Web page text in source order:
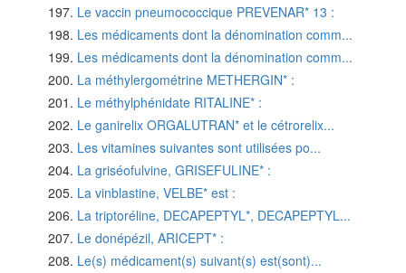
Le vaccin pneumococcique PREVENAR* 13 :
Les médicaments dont la dénomination comm...
Les médicaments dont la dénomination comm...
La méthylergométrine METHERGIN* :
Le méthylphénidate RITALINE* :
Le ganirelix ORGALUTRAN* et le cétrorelix...
Les vitamines suivantes sont utilisées po...
La griséofulvine, GRISEFULINE* :
La vinblastine, VELBE* est :
La triptoréline, DECAPEPTYL*, DECAPEPTYL...
Le donépézil, ARICEPT* :
Le(s) médicament(s) suivant(s) est(sont)...